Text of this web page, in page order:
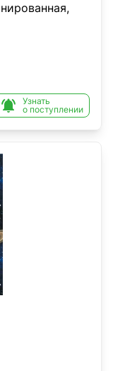

Узнать
о поступлении